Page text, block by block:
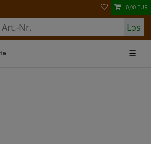
Los
0,00 EUR
☰